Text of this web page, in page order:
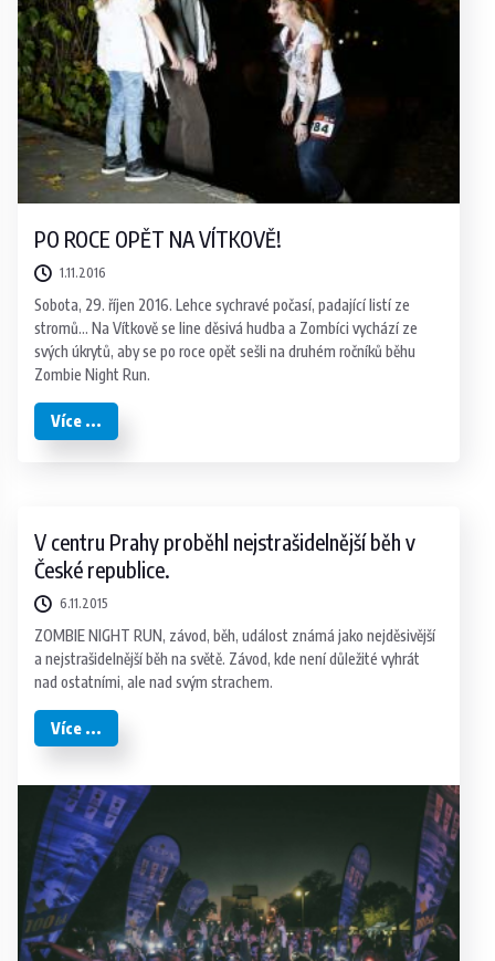
PO ROCE OPĚT NA VÍTKOVĚ!
1.11.2016
Sobota, 29. říjen 2016. Lehce sychravé počasí, padající listí ze
stromů… Na Vítkově se line děsivá hudba a Zombíci vychází ze
svých úkrytů, aby se po roce opět sešli na druhém ročníků běhu
Zombie Night Run.
Více ...
V centru Prahy proběhl nejstrašidelnější běh v
České republice.
6.11.2015
ZOMBIE NIGHT RUN, závod, běh, událost známá jako nejděsivější
a nejstrašidelnější běh na světě. Závod, kde není důležité vyhrát
nad ostatními, ale nad svým strachem.
Více ...